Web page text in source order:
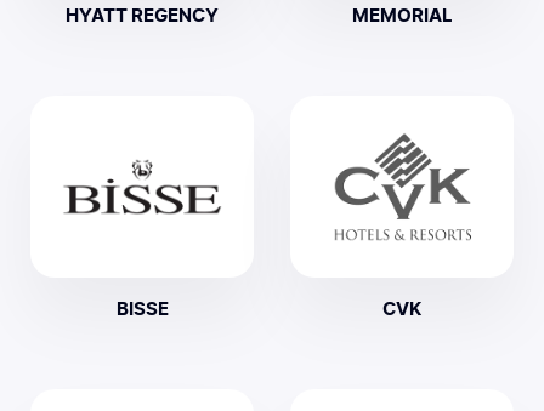
HYATT REGENCY MEMORIAL
BISSE CVK